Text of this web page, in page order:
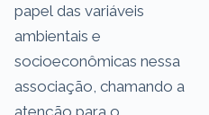
papel das variáveis
ambientais e
socioeconômicas nessa
associação, chamando a
atenção para o